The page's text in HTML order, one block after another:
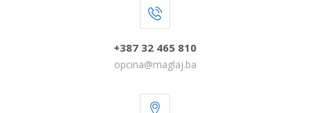
+387 32 465 810
opcina@maglaj.ba